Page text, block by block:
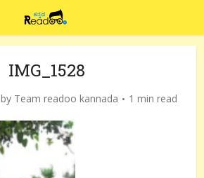
IMG_1528
by Team readoo kannada 1 min read